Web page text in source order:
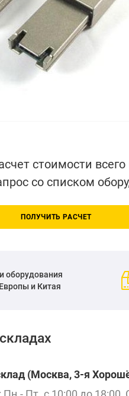
стоимости всего
со списком
ПОЛУЧИТЬ РАСЧЕТ
оборудования
и Китая
(Москва, 3-я